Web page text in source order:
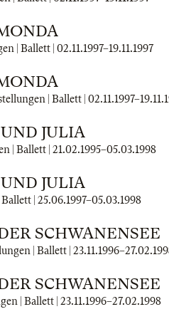
| Ballett | 02.11.1997–19.11.1997
| Ballett | 02.11.1997–
JULIA
| Ballett | 21.02.1995–05.03.1998
JULIA
| 25.06.1997–05.03.1998
SCHWANENSEE
| Ballett | 23.11.1996–
SCHWANENSEE
| Ballett | 23.11.1996–27.02.1998